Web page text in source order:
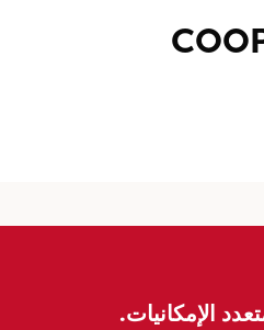
الإمكانيات.